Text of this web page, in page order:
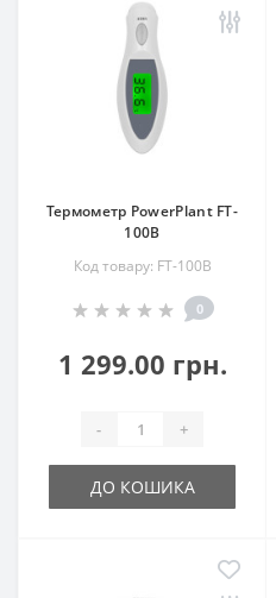
Термометр PowerPlant FT-
100B
Код товару: FT-100B
0
1 299.00 грн.
- +
ДО КОШИКА